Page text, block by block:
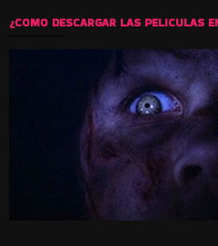
¿COMO DESCARGAR LAS PELICULAS